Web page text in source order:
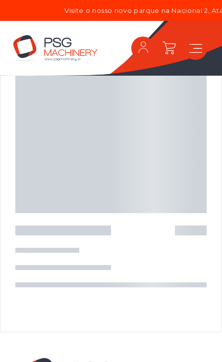
Visite o nosso novo parque na Nacional 2,